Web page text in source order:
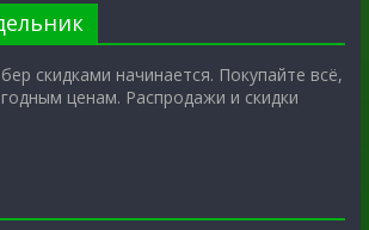
скидками начинается. Покупайте всё,
ценам. Распродажи и скидки